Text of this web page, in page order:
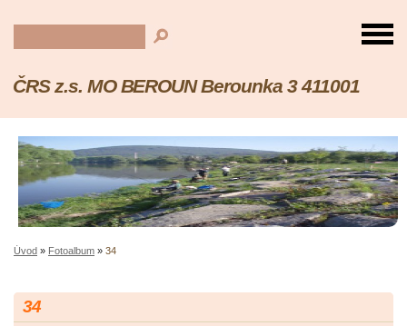
ČRS z.s. MO BEROUN Berounka 3 411001
Úvod » Fotoalbum » 34
34